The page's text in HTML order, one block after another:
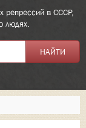
репрессий в СССР,
людях.